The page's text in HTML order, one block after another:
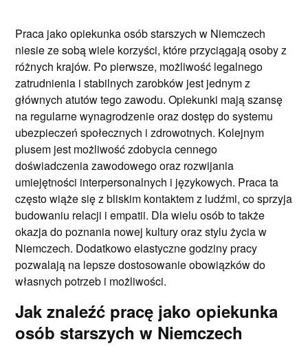
Praca jako opiekunka osób starszych w Niemczech
niesie ze sobą wiele korzyści, które przyciągają osoby z
różnych krajów. Po pierwsze, możliwość legalnego
zatrudnienia i stabilnych zarobków jest jednym z
głównych atutów tego zawodu. Opiekunki mają szansę
na regularne wynagrodzenie oraz dostęp do systemu
ubezpieczeń społecznych i zdrowotnych. Kolejnym
plusem jest możliwość zdobycia cennego
doświadczenia zawodowego oraz rozwijania
umiejętności interpersonalnych i językowych. Praca ta
często wiąże się z bliskim kontaktem z ludźmi, co sprzyja
budowaniu relacji i empatii. Dla wielu osób to także
okazja do poznania nowej kultury oraz stylu życia w
Niemczech. Dodatkowo elastyczne godziny pracy
pozwalają na lepsze dostosowanie obowiązków do
własnych potrzeb i możliwości.
Jak znaleźć pracę jako opiekunka
osób starszych w Niemczech